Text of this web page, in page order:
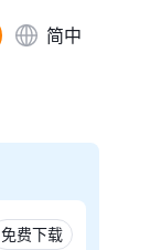
简中
免费下载